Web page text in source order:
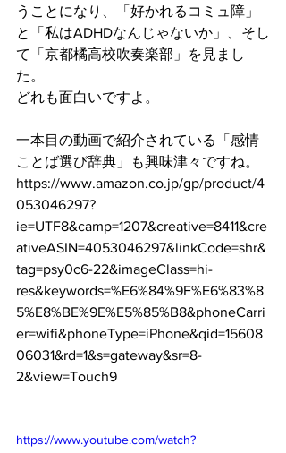
うことになり、「好かれるコミュ障」
と「私はADHDなんじゃないか」、そし
て「京都橘高校吹奏楽部」を見まし
た。
どれも面白いですよ。
一本目の動画で紹介されている「感情
ことば選び辞典」も興味津々ですね。
https://www.amazon.co.jp/gp/product/4
053046297?
ie=UTF8&camp=1207&creative=8411&cre
ativeASIN=4053046297&linkCode=shr&
tag=psy0c6-22&imageClass=hi-
res&keywords=%E6%84%9F%E6%83%8
5%E8%BE%9E%E5%85%B8&phoneCarri
er=wifi&phoneType=iPhone&qid=15608
06031&rd=1&s=gateway&sr=8-
2&view=Touch9
https://www.youtube.com/watch?